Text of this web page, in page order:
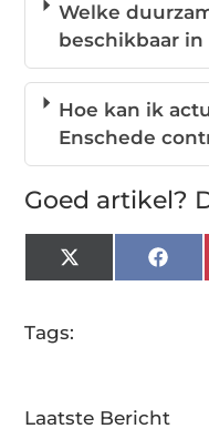
Welke
beschikbaar in
Hoe kan ik
Enschede
Goed artikel?
X
(Twitter)
Tags:
Laatste Bericht